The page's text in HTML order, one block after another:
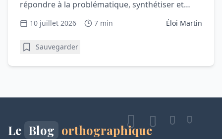
répondre à la problématique, synthétiser et
convaincre le correcteur.
10 juillet 2026 7 min Éloi Martin
Sauvegarder
Le Blog orthographique